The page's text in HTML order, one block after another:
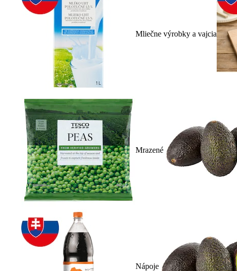
Mliečne výrobky a vajcia
Mrazené
Nápoje